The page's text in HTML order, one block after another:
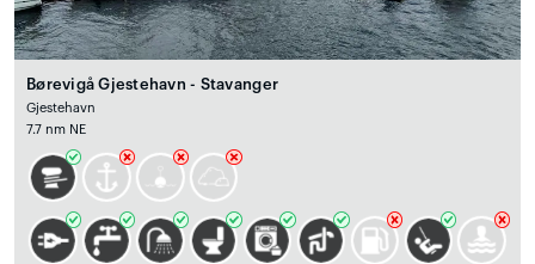
Børevigå Gjestehavn - Stavanger
Gjestehavn
7.7 nm NE